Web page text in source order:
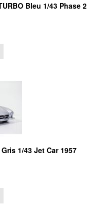
Bleu 1/43 Phase 2
Gris 1/43 Jet Car 1957